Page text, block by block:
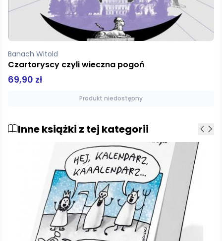
Banach Witold
Radziwiłłowie
50,92 zł
Produkt niedostępny
Inne książki z tej kategorii